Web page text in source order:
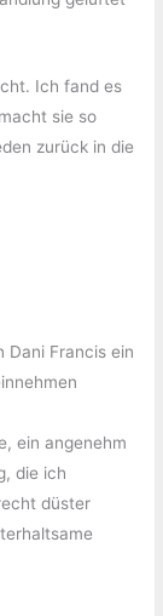
Ich fand es
sie so
zurück in die
Dani Francis ein
ein angenehm
die ich
düster